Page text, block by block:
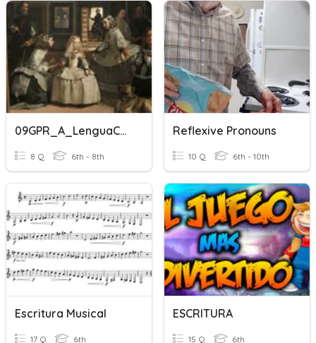
09GPR_A_LenguaCastellana/ Escritura Creativa
8 Q 6th - 8th
Reflexive Pronouns
10 Q 6th - 10th
Escritura Musical
17 Q 6th
ESCRITURA
15 Q 6th